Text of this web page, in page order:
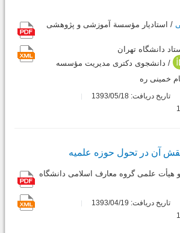
/ استادیار مؤسسة آموزشی و پژوهشی
دانشگاه تهران
/ دانشجوی دکتری مدیریت مؤسسه
خمینی ره
تاریخ دریافت: 1393/05/18
آن در تحول حوزه علمیه
هیأت علمی گروه معارف اسلامی دانشگاه
تاریخ دریافت: 1393/04/19